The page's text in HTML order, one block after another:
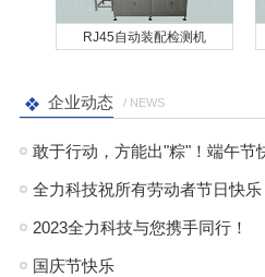
RJ45自动装配检测机
企业动态 / NEWS
敢于行动，方能出"粽"！端午节
全力科技祝所有劳动者节日快乐
2023全力科技与您携手同行！
国庆节快乐